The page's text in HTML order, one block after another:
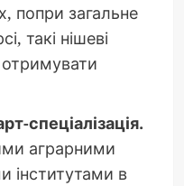
попри загальне
такі нішеві
спеціалізація.
аграрними
інститутами в